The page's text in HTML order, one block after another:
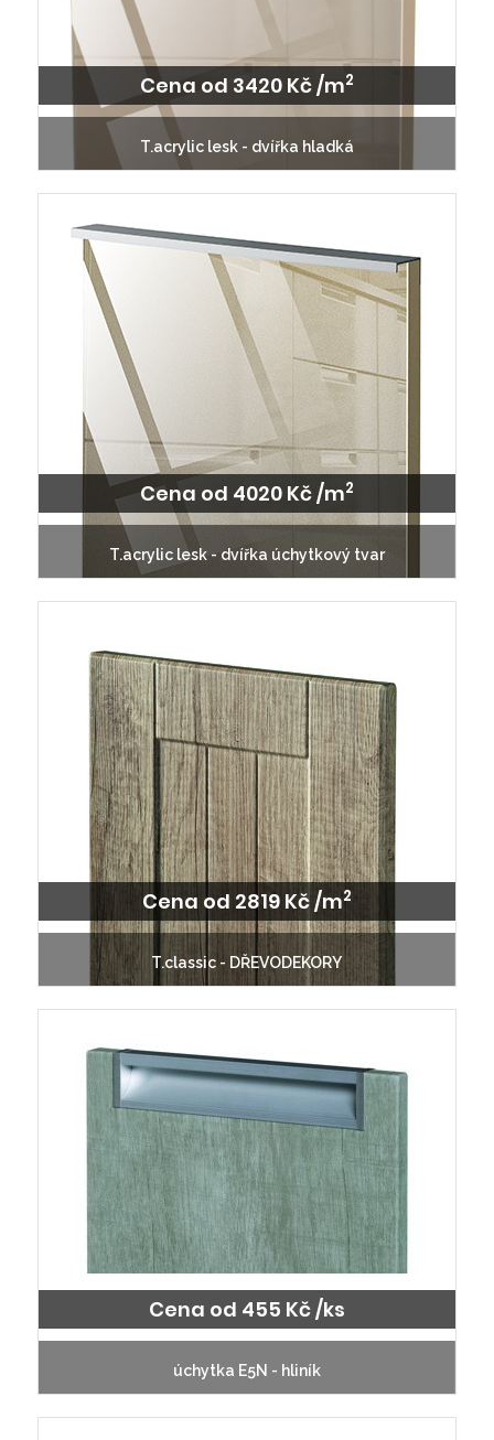
Cena od 3420 Kč /m2
T.acrylic lesk - dvířka hladká
Cena od 4020 Kč /m2
T.acrylic lesk - dvířka úchytkový tvar
Cena od 2819 Kč /m2
T.classic - DŘEVODEKORY
Cena od 455 Kč /ks
úchytka E5N - hliník